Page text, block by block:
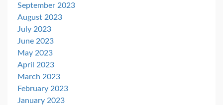
September 2023
August 2023
July 2023
June 2023
May 2023
April 2023
March 2023
February 2023
January 2023